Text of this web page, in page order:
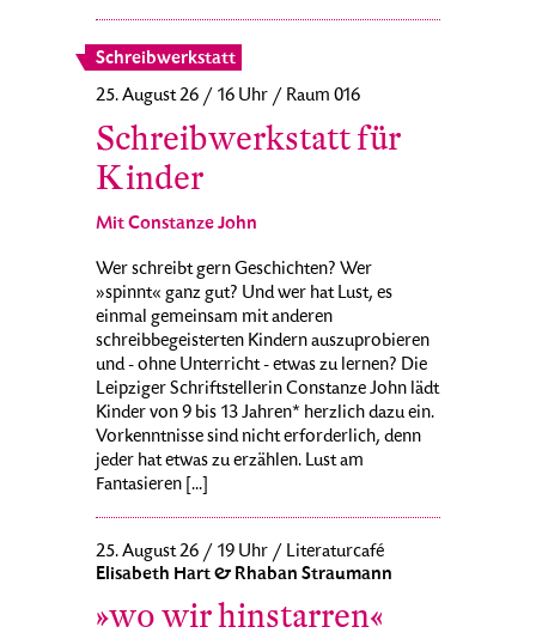
Schreibwerkstatt
25. August 26 / 16 Uhr / Raum 016
Schreibwerkstatt für
Kinder
Mit Constanze John
Wer schreibt gern Geschichten? Wer
»spinnt« ganz gut? Und wer hat Lust, es
einmal gemeinsam mit anderen
schreibbegeisterten Kindern auszuprobieren
und - ohne Unterricht - etwas zu lernen? Die
Leipziger Schriftstellerin Constanze John lädt
Kinder von 9 bis 13 Jahren* herzlich dazu ein.
Vorkenntnisse sind nicht erforderlich, denn
jeder hat etwas zu erzählen. Lust am
Fantasieren [...]
25. August 26 / 19 Uhr / Literaturcafé
Elisabeth Hart & Rhaban Straumann
»wo wir hinstarren«